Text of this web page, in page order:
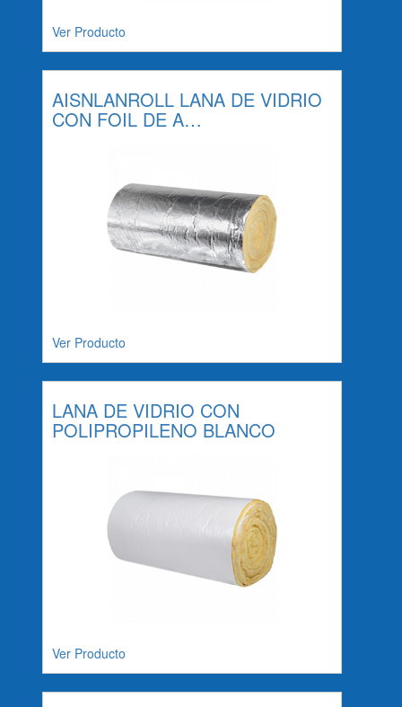
Ver Producto
AISNLANROLL LANA DE VIDRIO
CON FOIL DE A…
Ver Producto
LANA DE VIDRIO CON
POLIPROPILENO BLANCO
Ver Producto